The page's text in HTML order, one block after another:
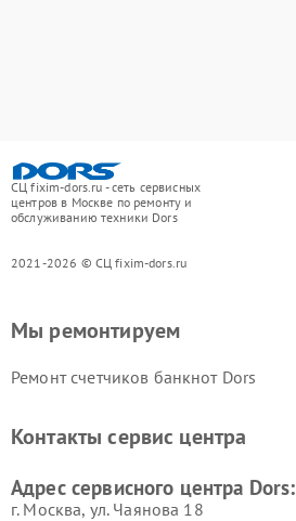
СЦ fixim-dors.ru - сеть сервисных
центров в Москве по ремонту и
обслуживанию техники Dors
2021-2026 © СЦ fixim-dors.ru
Мы ремонтируем
Ремонт счетчиков банкнот Dors
Контакты сервис центра
Адрес сервисного центра Dors:
г. Москва, ул. Чаянова 18